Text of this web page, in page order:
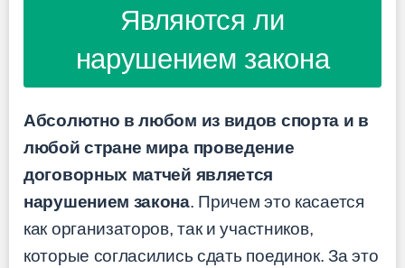
Являются ли
нарушением закона
Абсолютно в любом из видов спорта и в
любой стране мира проведение
договорных матчей является
нарушением закона. Причем это касается
как организаторов, так и участников,
которые согласились сдать поединок. За это